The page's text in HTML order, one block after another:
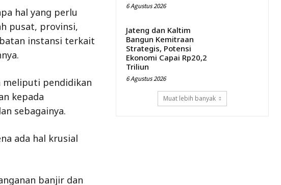
hal yang perlu
pusat, provinsi,
instansi terkait
meliputi pendidikan
kepada
sebagainya.
ada hal krusial
banjir dan
6 Agustus 2026
Jateng dan Kaltim
Bangun Kemitraan
Strategis, Potensi
Ekonomi Capai Rp20,2
Triliun
6 Agustus 2026
Muat lebih banyak